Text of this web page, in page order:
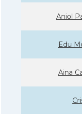
Aniol
Edu
Aina